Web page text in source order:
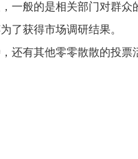
一般的是相关部门对群
了获得市场调研结果。
还有其他零零散散的投